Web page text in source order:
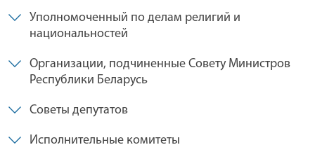
Уполномоченный по делам религий и
национальностей
Организации, подчиненные Совету Министров
Республики Беларусь
Советы депутатов
Исполнительные комитеты